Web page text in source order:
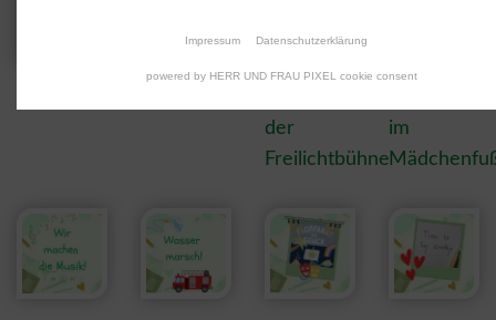
der
Freilichtbühne
im
Impressum Datenschutzerklärung
powered by HERR UND FRAU PIXEL cookie consent